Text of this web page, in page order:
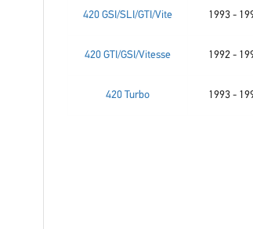
420 GSI/SLI/GTI/Vite 1993 -
420 GTI/GSI/Vitesse 1992 -
420 Turbo 1993 -